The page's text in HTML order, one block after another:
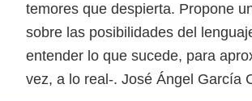
temores que despierta. Propone
sobre las posibilidades del
entender lo que sucede, para
vez, a lo real-. José Ángel García